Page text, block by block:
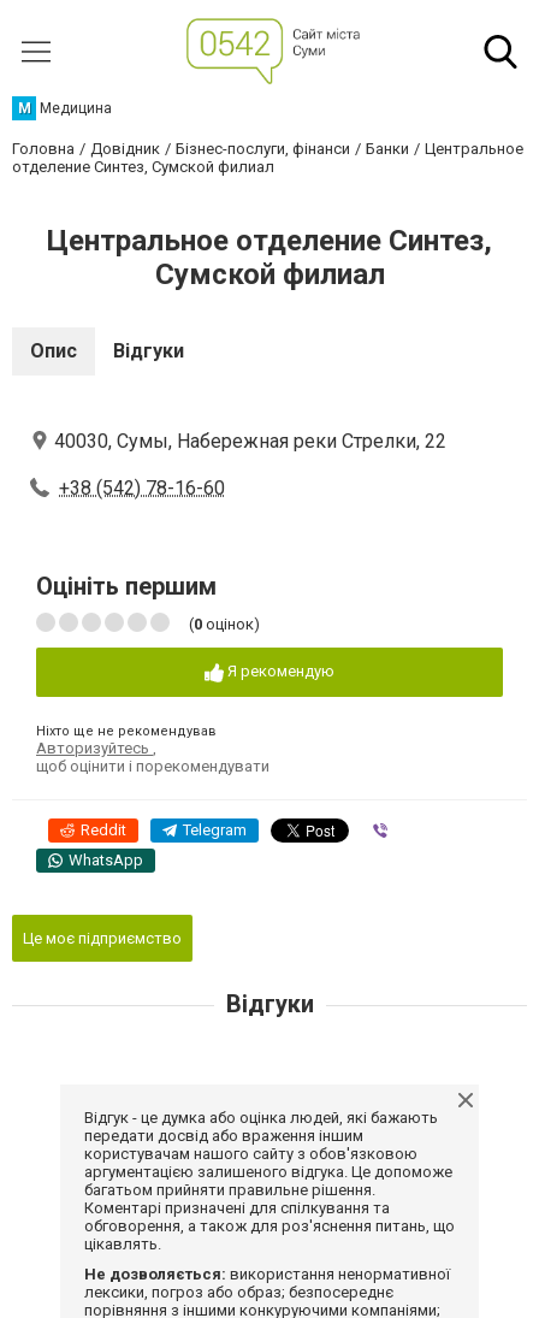
М Медицина
Головна Довідник Бізнес-послуги, фінанси Банки
Центральное
отделение Синтез, Сумской филиал
Центральное отделение Синтез,
Сумской филиал
Опис Відгуки
40030, Сумы, Набережная реки Стрелки, 22
+38 (542) 78-16-60
Оцініть першим
(0 оцінок)
Я рекомендую
Ніхто ще не рекомендував
Авторизуйтесь
щоб оцінити і порекомендувати
Reddit Telegram
WhatsApp
Це моє підприємство
Відгуки
Відгук - це думка або оцінка людей, які бажають
передати досвід або враження іншим
користувачам нашого сайту з обов'язковою
аргументацією залишеного відгука. Це допоможе
багатьом прийняти правильне рішення.
Коментарі призначені для спілкування та
обговорення, а також для роз'яснення питань, що
цікавлять.
Не дозволяється: використання ненормативної
лексики, погроз або образ; безпосереднє
порівняння з іншими конкуруючими компаніями;